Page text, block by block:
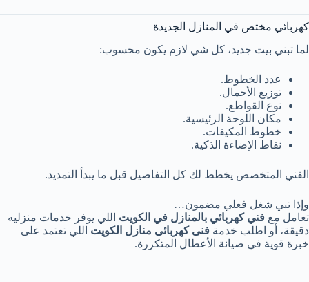
كهربائي مختص في المنازل الجديدة
لما تبني بيت جديد، كل شي لازم يكون محسوب:
عدد الخطوط.
توزيع الأحمال.
نوع القواطع.
مكان اللوحة الرئيسية.
خطوط المكيفات.
نقاط الإضاءة الذكية.
الفني المتخصص يخطط لك كل التفاصيل قبل ما يبدأ التمديد.
وإذا تبي شغل فعلي مضمون…
تعامل مع فني كهربائي بالمنازل في الكويت اللي يوفر خدمات منزليه
دقيقة، أو اطلب خدمة فنى كهربائى منازل الكويت اللي تعتمد على
خبرة قوية في صيانة الأعطال المتكررة.